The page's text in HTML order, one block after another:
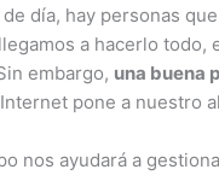
día, hay personas
a hacerlo
embargo, una buena
pone a nuestro
nos ayudará a